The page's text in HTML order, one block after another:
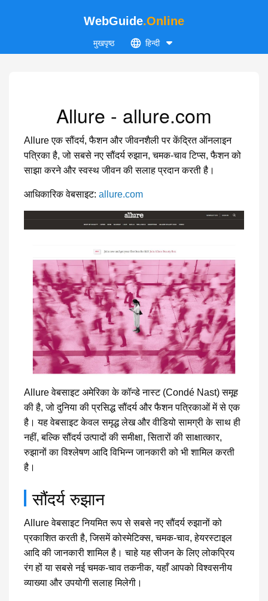
WebGuide.Online
मुखपृष्ठ हिन्दी
Allure - allure.com
Allure एक सौंदर्य, फैशन और जीवनशैली पर केंद्रित ऑनलाइन
पत्रिका है, जो सबसे नए सौंदर्य रुझान, चमक-चाव टिप्स, फैशन को
साझा करने और स्वस्थ जीवन की सलाह प्रदान करती है।
आधिकारिक वेबसाइट: allure.com
Allure वेबसाइट अमेरिका के कॉन्डे नास्ट (Condé Nast) समूह
की है, जो दुनिया की प्रसिद्ध सौंदर्य और फैशन पत्रिकाओं में से एक
है। यह वेबसाइट केवल समृद्ध लेख और वीडियो सामग्री के साथ ही
नहीं, बल्कि सौंदर्य उत्पादों की समीक्षा, सितारों की साक्षात्कार,
रुझानों का विश्लेषण आदि विभिन्न जानकारी को भी शामिल करती
है।
सौंदर्य रुझान
Allure वेबसाइट नियमित रूप से सबसे नए सौंदर्य रुझानों को
प्रकाशित करती है, जिसमें कोस्मेटिक्स, चमक-चाव, हेयरस्टाइल
आदि की जानकारी शामिल है। चाहे यह सीजन के लिए लोकप्रिय
रंग हों या सबसे नई चमक-चाव तकनीक, यहाँ आपको विश्वसनीय
व्याख्या और उपयोगी सलाह मिलेगी।